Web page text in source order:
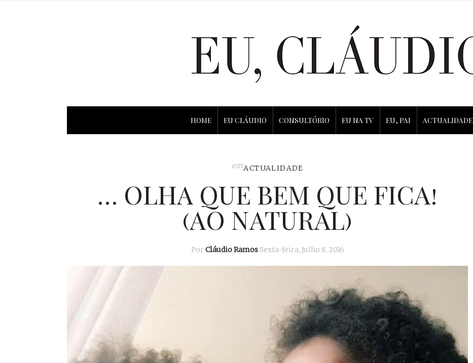
HOME EU CLÁUDIO CONSULTÓRIO EU NA TV EU, PAI ACTUALIDADE
emACTUALIDADE
… OLHA QUE BEM QUE FICA!
(AO NATURAL)
Por Cláudio Ramos Sexta-feira, Julho 8, 2016